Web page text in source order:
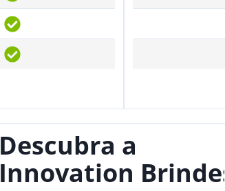
Descubra a
Innovation Brindes